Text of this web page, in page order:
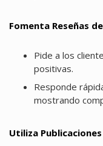
Fomenta Reseñas
Pide a los
positivas.
Responde
mostrando
Utiliza